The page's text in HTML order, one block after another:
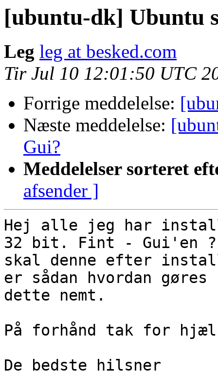
[ubuntu-dk] Ubuntu
Leg leg at besked.com
Tir Jul 10 12:01:50 UTC
Forrige meddelelse:
Næste meddelelse:
Gui?
Meddelelser sorteret
afsender ]
Hej alle jeg har
32 bit. Fint - Gui'en ?
skal denne efter
er sådan hvordan gøres
dette nemt.
På forhånd tak for
De bedste hilsner